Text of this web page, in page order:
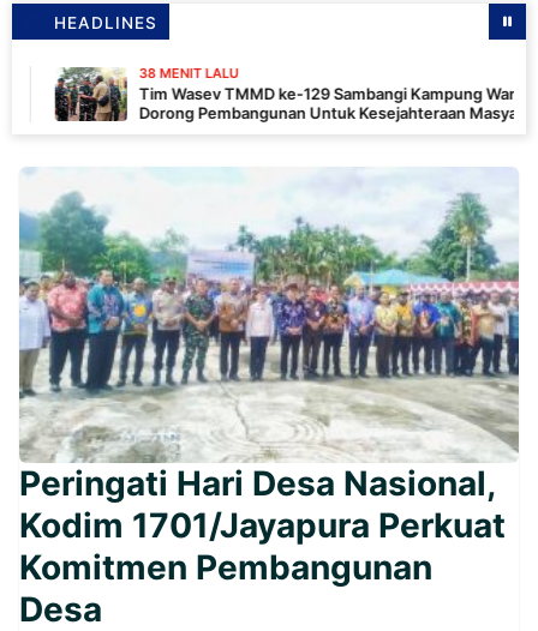
HEADLINES
38 MENIT LALU
Tim Wasev TMMD ke-129 Sambangi Kampung Wanam,
Dorong Pembangunan Untuk Kesejahteraan Masyarakat
Peringati Hari Desa Nasional,
Kodim 1701/Jayapura Perkuat
Komitmen Pembangunan
Desa